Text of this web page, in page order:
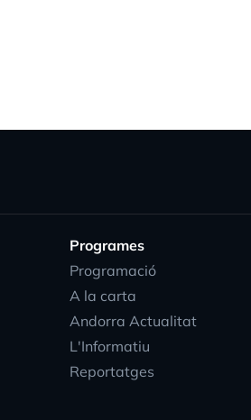
Programes
Programació
A la carta
Andorra Actualitat
L'Informatiu
Reportatges